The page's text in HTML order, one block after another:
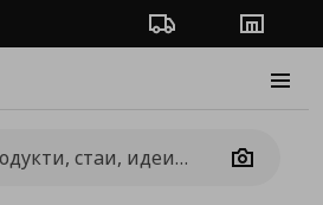
Проследяване на
Camera